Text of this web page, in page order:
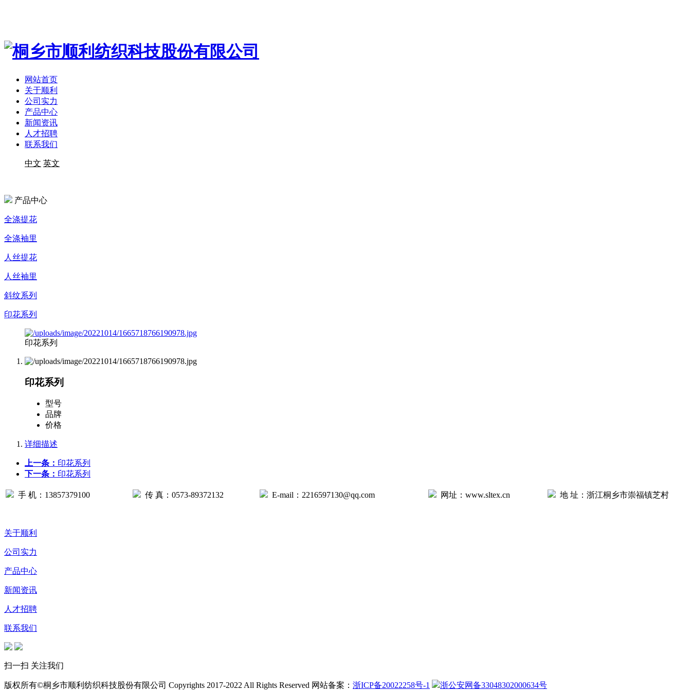
网站首页
关于顺利
公司实力
产品中心
新闻资讯
人才招聘
联系我们
中文 英文
产品中心
全涤提花
全涤袖里
人丝提花
人丝袖里
斜纹系列
印花系列
印花系列
印花系列
型号
品牌
价格
详细描述
上一条： 印花系列
下一条： 印花系列
手 机：13857379100 传 真：0573-89372132 E-mail：2216597130@qq.com 网址：www.sltex.cn 地 址：浙江桐乡市崇福镇芝村
关于顺利
公司实力
产品中心
新闻资讯
人才招聘
联系我们
扫一扫 关注我们
版权所有©桐乡市顺利纺织科技股份有限公司 Copyrights 2017-2022 All Rights Reserved 网站备案： 浙ICP备20022258号-1 浙公安网备33048302000634号